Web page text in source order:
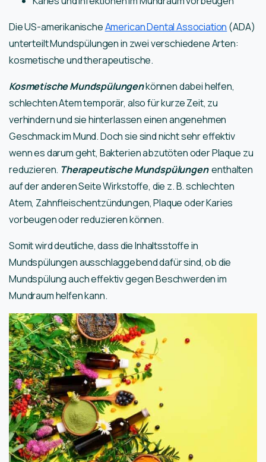
Die US-amerikanischeAmerican Dental Association (ADA)
unterteilt Mundspülungen in zwei verschiedene Arten:
kosmetische und therapeutische.
Kosmetische Mundspülungenkönnen dabei helfen,
schlechten Atem temporär, also für kurze Zeit, zu
verhindern und sie hinterlassen einen angenehmen
Geschmack im Mund. Doch sie sind nicht sehr effektiv
wenn es darum geht, Bakterien abzutöten oder Plaque zu
reduzieren. Therapeutische Mundspülungenenthalten
auf der anderen Seite Wirkstoffe, die z. B. schlechten
Atem, Zahnfleischentzündungen, Plaque oder Karies
vorbeugen oder reduzieren können.
Somit wird deutliche, dass die Inhaltsstoffe in
Mundspülungen ausschlaggebend dafür sind, ob die
Mundspülung auch effektiv gegen Beschwerden im
Mundraum helfen kann.